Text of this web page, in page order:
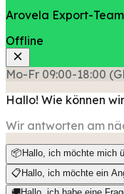
Arovela Export-Team
Offline
Mo-Fr 09:00-18:00
Hallo! Wie können
Wir antworten am
📦 Hallo, ich möchte mich
📋 Hallo, ich möchte ein